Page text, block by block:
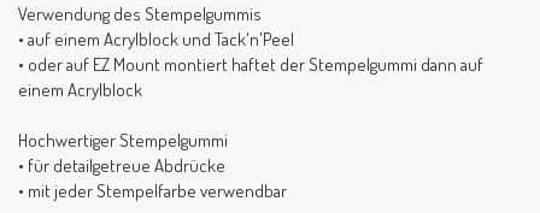
Verwendung des Stempelgummis
• auf einem Acrylblock und Tack'n'Peel
• oder auf EZ Mount montiert haftet der Stempelgummi dann auf
einem Acrylblock
Hochwertiger Stempelgummi
• für detailgetreue Abdrücke
• mit jeder Stempelfarbe verwendbar